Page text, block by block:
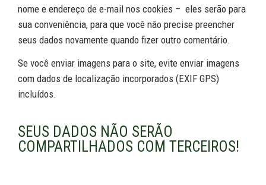
nome e endereço de e-mail nos cookies – eles serão para
sua conveniência, para que você não precise preencher
seus dados novamente quando fizer outro comentário.
Se você enviar imagens para o site, evite enviar imagens
com dados de localização incorporados (EXIF GPS)
incluídos.
SEUS DADOS NÃO SERÃO
COMPARTILHADOS COM TERCEIROS!